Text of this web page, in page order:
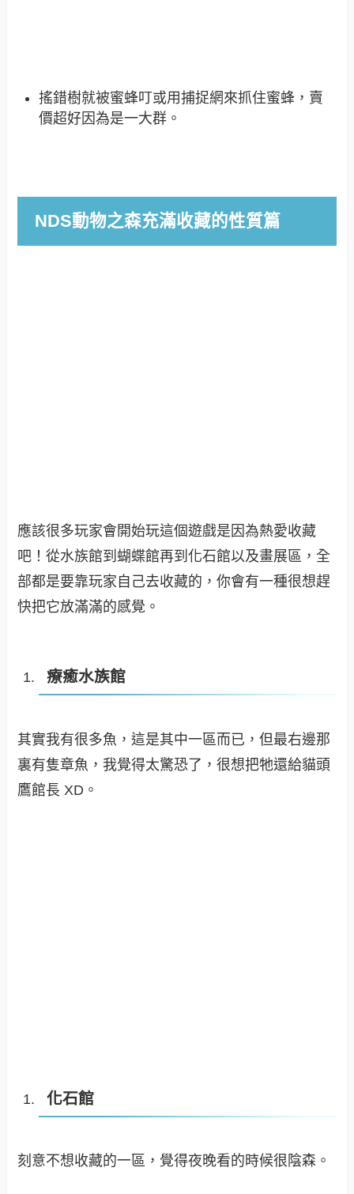
搖錯樹就被蜜蜂叮或用捕捉網來抓住蜜蜂，賣
價超好因為是一大群。
NDS動物之森充滿收藏的性質篇
應該很多玩家會開始玩這個遊戲是因為熱愛收藏
吧！從水族館到蝴蝶館再到化石館以及畫展區，全
部都是要靠玩家自己去收藏的，你會有一種很想趕
快把它放滿滿的感覺。
療癒水族館
其實我有很多魚，這是其中一區而已，但最右邊那
裏有隻章魚，我覺得太驚恐了，很想把牠還給貓頭
鷹館長 XD。
化石館
刻意不想收藏的一區，覺得夜晚看的時候很陰森。